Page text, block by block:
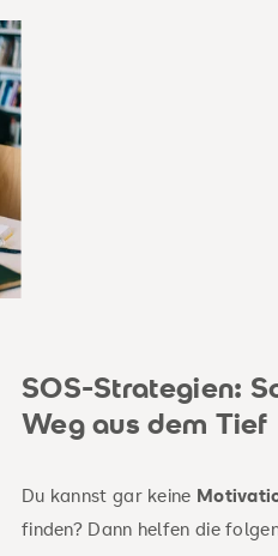
SOS-Strategien:
Weg aus dem Tief
Du kannst gar keine
finden? Dann helfen die